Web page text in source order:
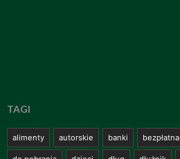
TAGI
alimenty autorskie banki bezpłatna